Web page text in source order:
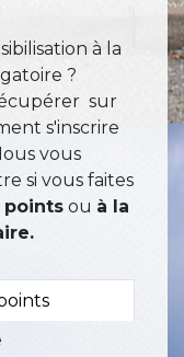
à la
?
sur
s'inscrire
vous
si vous faites
points ou à la